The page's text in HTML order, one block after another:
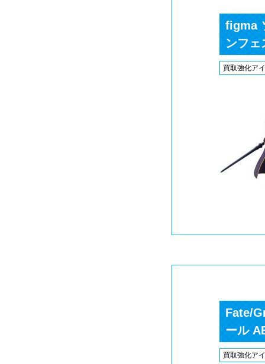
figma
ンフェ
買取強化ア
Fate/
ール
買取強化ア